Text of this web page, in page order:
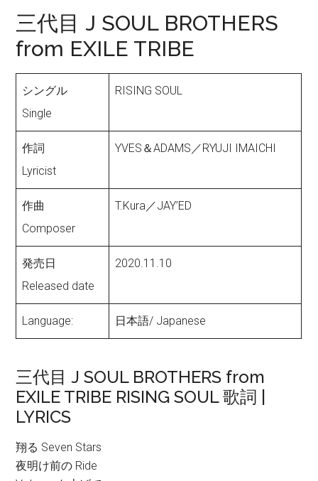
三代目 J SOUL BROTHERS
from EXILE TRIBE
シングル
Single
RISING SOUL
作詞
Lyricist
YVES＆ADAMS／RYUJI IMAICHI
作曲
Composer
T.Kura／JAY’ED
発売日
Released date
2020.11.10
Language: 日本語/ Japanese
三代目 J SOUL BROTHERS from
EXILE TRIBE RISING SOUL 歌詞 |
LYRICS
翔る Seven Stars
夜明け前の Ride